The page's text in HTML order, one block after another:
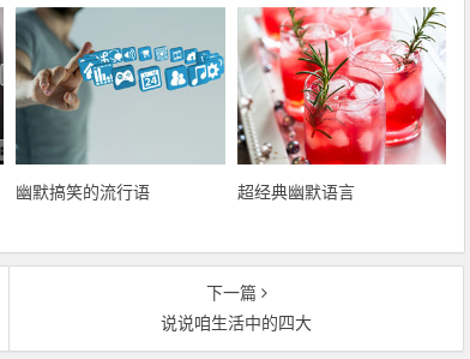
幽默搞笑的流行语 超经典幽默语言
下一篇
说说咱生活中的四大